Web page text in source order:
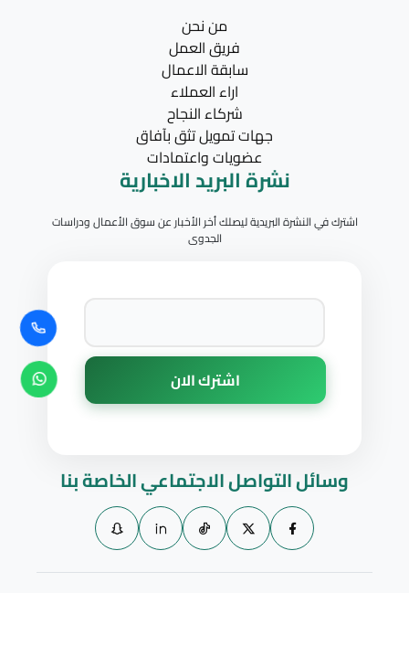
من نحن
فريق العمل
سابقة الاعمال
اراء العملاء
شركاء النجاح
جهات تمويل تثق بآفاق
عضويات واعتمادات
نشرة البريد الاخبارية
اشترك في النشرة البريدية ليصلك أخر الأخبار عن سوق الأعمال ودراسات
الجدوى
وسائل التواصل الاجتماعي الخاصة بنا